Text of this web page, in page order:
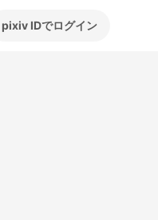
pixiv IDでログイン